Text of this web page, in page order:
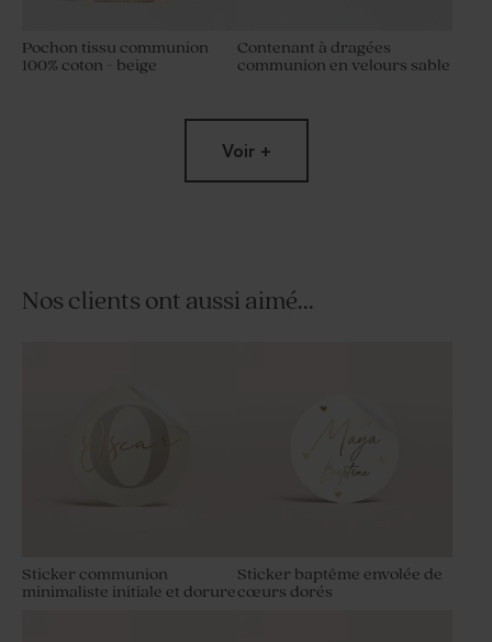
Pochon tissu communion
100% coton - beige
Contenant à dragées
communion en velours sable
Voir +
Nos clients ont aussi aimé...
Sticker communion
minimaliste initiale et dorure
Sticker baptême envolée de
cœurs dorés